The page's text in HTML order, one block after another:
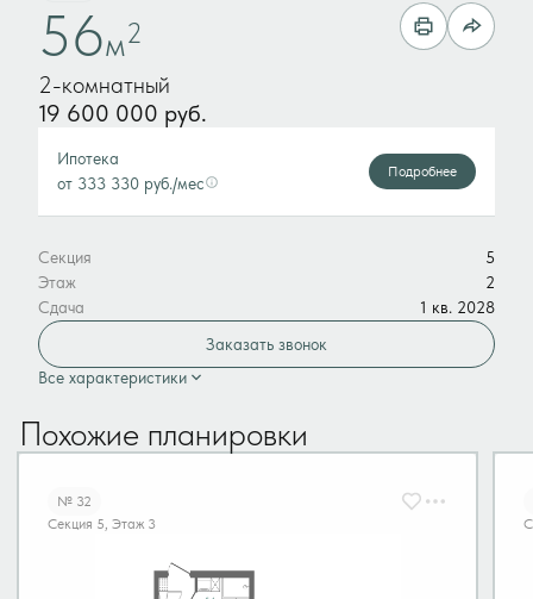
56м2
2-комнатный
19 600 000 руб.
Ипотека
от 333 330 руб./мес
Подробнее
Секция
5
Этаж
2
Сдача
1 кв. 2028
Заказать звонок
Все характеристики
Похожие планировки
№ 32
Секция 5, Этаж 3